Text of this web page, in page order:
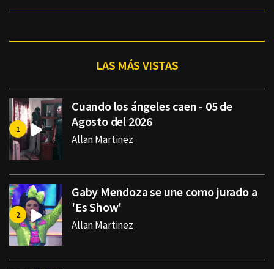
LAS MÁS VISTAS
Cuando los ángeles caen - 05 de
Agosto del 2026
Allan Martinez
Gaby Mendoza se une como jurado a
'Es Show'
Allan Martinez